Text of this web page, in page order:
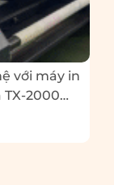
với máy in
2000